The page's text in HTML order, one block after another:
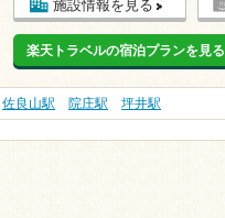
施設情報を見る
楽天トラベルの宿泊プランを見る
佐良山駅 院庄駅 坪井駅